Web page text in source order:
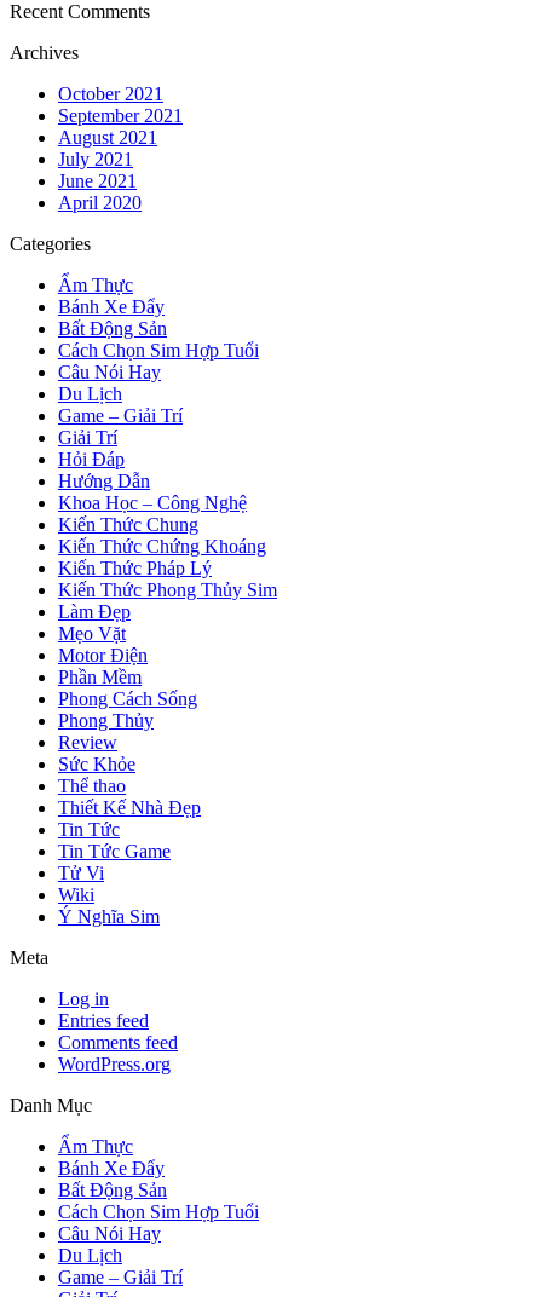
Recent Comments
Archives
October 2021
September 2021
August 2021
July 2021
June 2021
April 2020
Categories
Ẩm Thực
Bánh Xe Đẩy
Bất Động Sản
Cách Chọn Sim Hợp Tuổi
Câu Nói Hay
Du Lịch
Game – Giải Trí
Giải Trí
Hỏi Đáp
Hướng Dẫn
Khoa Học – Công Nghệ
Kiến Thức Chung
Kiến Thức Chứng Khoáng
Kiến Thức Pháp Lý
Kiến Thức Phong Thủy Sim
Làm Đẹp
Mẹo Vặt
Motor Điện
Phần Mềm
Phong Cách Sống
Phong Thủy
Review
Sức Khỏe
Thể thao
Thiết Kế Nhà Đẹp
Tin Tức
Tin Tức Game
Tử Vi
Wiki
Ý Nghĩa Sim
Meta
Log in
Entries feed
Comments feed
WordPress.org
Danh Mục
Ẩm Thực
Bánh Xe Đẩy
Bất Động Sản
Cách Chọn Sim Hợp Tuổi
Câu Nói Hay
Du Lịch
Game – Giải Trí